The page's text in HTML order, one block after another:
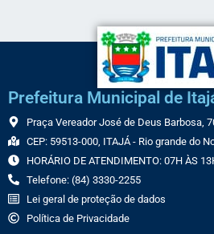
Prefeitura Municipal de
Praça Vereador José de Deus Barbosa,
CEP: 59513-000, ITAJÁ - Rio grande do
HORÁRIO DE ATENDIMENTO: 07H ÀS
Telefone: (84) 3330-2255
Lei geral de proteção de dados
Política de Privacidade